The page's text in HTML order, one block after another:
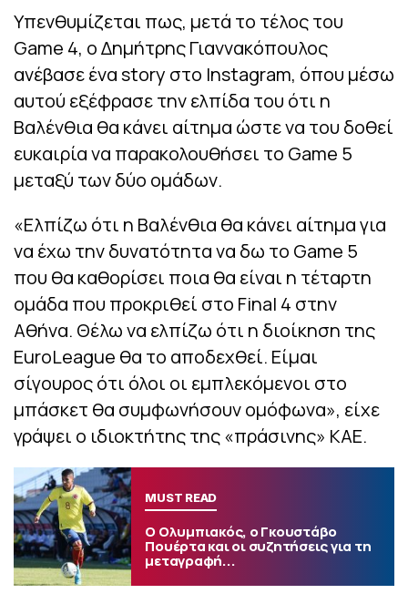
Υπενθυμίζεται πως, μετά το τέλος του
Game 4, ο Δημήτρης Γιαννακόπουλος
ανέβασε ένα story στο Instagram, όπου μέσω
αυτού εξέφρασε την ελπίδα του ότι η
Βαλένθια θα κάνει αίτημα ώστε να του δοθεί
ευκαιρία να παρακολουθήσει το Game 5
μεταξύ των δύο ομάδων.
«Ελπίζω ότι η Βαλένθια θα κάνει αίτημα για
να έχω την δυνατότητα να δω το Game 5
που θα καθορίσει ποια θα είναι η τέταρτη
ομάδα που προκριθεί στο Final 4 στην
Αθήνα. Θέλω να ελπίζω ότι η διοίκηση της
EuroLeague θα το αποδεχθεί. Είμαι
σίγουρος ότι όλοι οι εμπλεκόμενοι στο
μπάσκετ θα συμφωνήσουν ομόφωνα», είχε
γράψει ο ιδιοκτήτης της «πράσινης» ΚΑΕ.
MUST READ
Ο Ολυμπιακός, ο Γκουστάβο
Πουέρτα και οι συζητήσεις για τη
μεταγραφή...